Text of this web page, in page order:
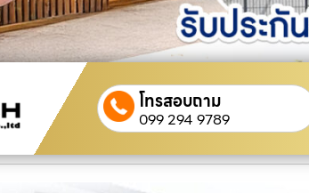
โทรสอบถาม
099 294 9789